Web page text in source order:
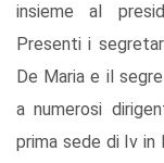
insieme al
Presenti i
De Maria e il
a numerosi
prima sede di Iv in